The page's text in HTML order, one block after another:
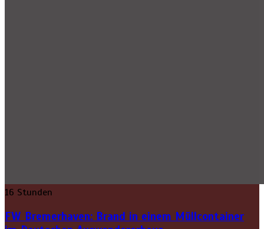
16 Stunden
FW Bremerhaven: Brand in einem Müllcontainer